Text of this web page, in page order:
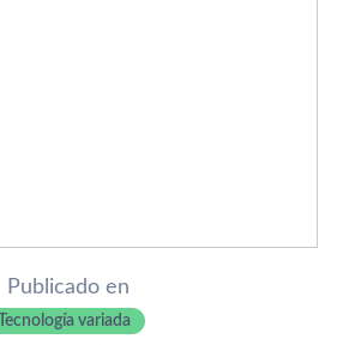
Publicado en
Tecnología variada